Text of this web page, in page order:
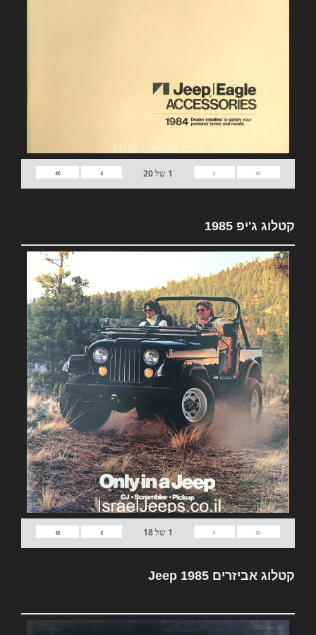
«
‹
1 של20
›
»
קטלוג ג'יפ 1985
«
‹
1 של18
›
»
קטלוג אביזרים Jeep 1985